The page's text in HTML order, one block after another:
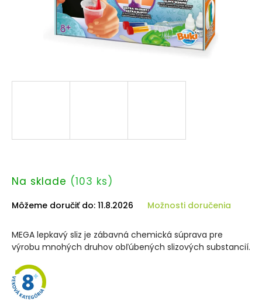
Na sklade (103 ks)
Môžeme doručiť do: 11.8.2026 Možnosti doručenia
MEGA lepkavý sliz je zábavná chemická súprava pre
výrobu mnohých druhov obľúbených slizových substancií.